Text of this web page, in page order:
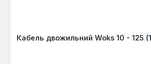
Кабель двожильний Woks 10 - 125